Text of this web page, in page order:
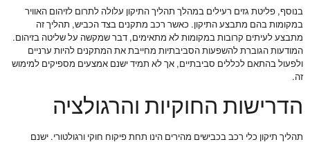
בנוסף, פליטת גזים רעילים במהלך תהליך התיקון עלולה לתרום לזיהום האוויר
במקומות בהם מתבצע התיקון. כאשר רכב מתקנים בצד הכביש, תהליך זה
מתבצע לעיתים קרובות במקומות לא מתאימים, דבר שמקשה על שליטה בזיהום.
המודעות הגוברת להשפעות הסביבתיות מחייבת את המתקנים להיות ערניים
ולפעול בהתאם לכללים סביבתיים, אך לא תמיד ישנם אמצעים מספיקים למימוש
זה.
הדרישות החוקיות והרגולציה
תהליך תיקון כלי רכב בכבישים מהירים הינו תחת פיקוח חוקי ורגולטורי. ישנם